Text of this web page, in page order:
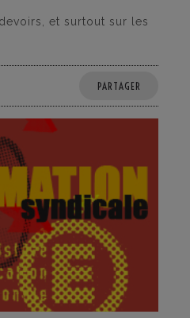
et surtout sur les
PARTAGER